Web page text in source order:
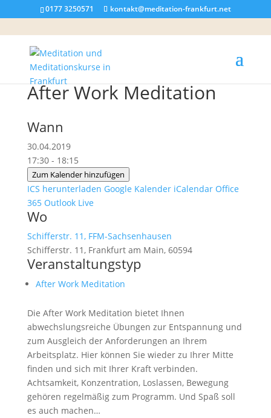
0177 3250571 kontakt@meditation-frankfurt.net
After Work Meditation
Wann
30.04.2019
17:30 - 18:15
Zum Kalender hinzufügen
ICS herunterladen Google Kalender iCalendar Office
365 Outlook Live
Wo
Schifferstr. 11, FFM-Sachsenhausen
Schifferstr. 11, Frankfurt am Main, 60594
Veranstaltungstyp
After Work Meditation
Die After Work Meditation bietet Ihnen
abwechslungsreiche Übungen zur Entspannung und
zum Ausgleich der Anforderungen an Ihrem
Arbeitsplatz. Hier können Sie wieder zu Ihrer Mitte
finden und sich mit Ihrer Kraft verbinden.
Achtsamkeit, Konzentration, Loslassen, Bewegung
gehören regelmäßig zum Programm. Und Spaß soll
es auch machen…